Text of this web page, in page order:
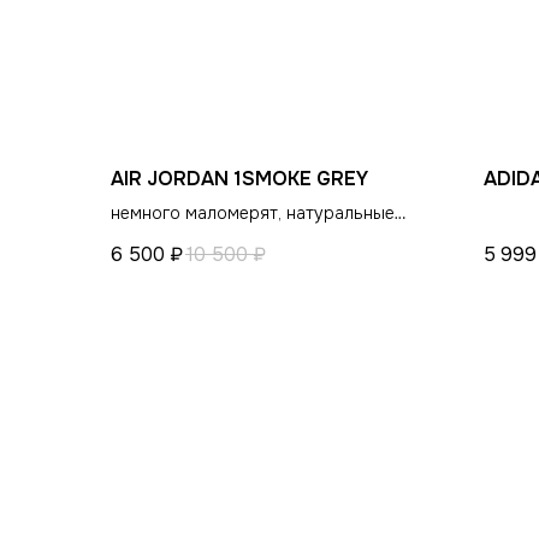
AIR JORDAN 1SMOKE GREY
немного маломерят, натуральные
6 500 ₽10 500₽ 5 999
Сумки и аксессуары